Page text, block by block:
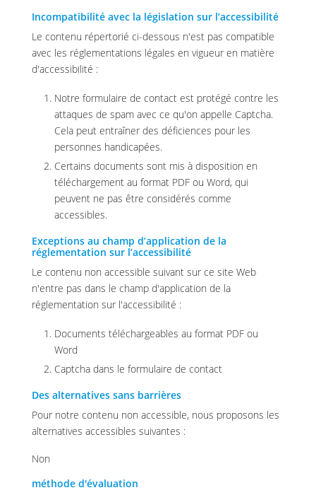
Incompatibilité avec la législation sur l’accessibilité
Le contenu répertorié ci-dessous n'est pas compatible
avec les réglementations légales en vigueur en matière
d'accessibilité :
Notre formulaire de contact est protégé contre les
attaques de spam avec ce qu'on appelle Captcha.
Cela peut entraîner des déficiences pour les
personnes handicapées.
Certains documents sont mis à disposition en
téléchargement au format PDF ou Word, qui
peuvent ne pas être considérés comme
accessibles.
Exceptions au champ d’application de la
réglementation sur l’accessibilité
Le contenu non accessible suivant sur ce site Web
n'entre pas dans le champ d'application de la
réglementation sur l'accessibilité :
Documents téléchargeables au format PDF ou
Word
Captcha dans le formulaire de contact
Des alternatives sans barrières
Pour notre contenu non accessible, nous proposons les
alternatives accessibles suivantes :
Non
méthode d'évaluation